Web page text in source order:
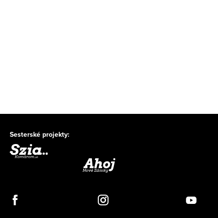
Sesterské projekty: